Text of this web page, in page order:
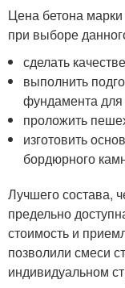
Цена бетона
при выборе
сделать
выполнить
фундамента для
проложить
изготовить
бордюрного
Лучшего состава,
предельно
стоимость и
позволили смеси
индивидуальном